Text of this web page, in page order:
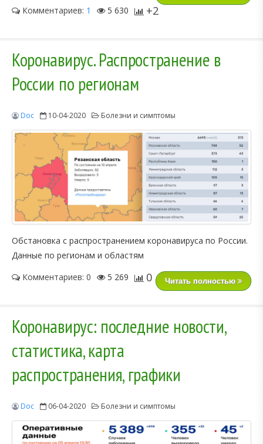
Комментариев: 1 5 630 +2
Коронавирус. Распространение в
России по регионам
Doc 10-04-2020 Болезни и симптомы
Обстановка с распространением коронавируса по России.
Данные по регионам и областям
Читать полностью
Комментариев: 0 5 269 0
Коронавирус: последние новости,
статистика, карта
распространения, графики
Doc 06-04-2020 Болезни и симптомы